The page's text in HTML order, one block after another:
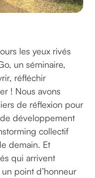
les yeux rivés
un séminaire,
réfléchir
! Nous avons
de réflexion pour
développement
collectif
demain. Et
qui arrivent
point d’honneur